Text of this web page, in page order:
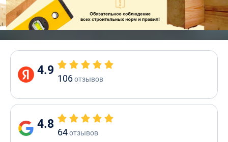
4.9
106отзывов
4.8
64отзывов